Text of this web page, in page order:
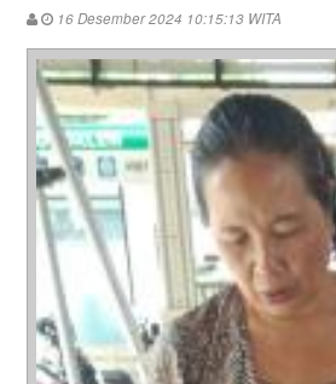
16 Desember 2024 10:15:13 WITA